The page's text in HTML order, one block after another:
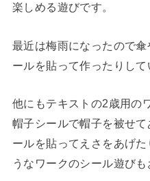
楽しめる遊びです。
最近は梅雨になったので
ールを貼って作ったりして
他にもテキストの2歳用の
帽子シールで帽子を被せ
ールを貼ってえさをあげ
うなワークのシール遊びも